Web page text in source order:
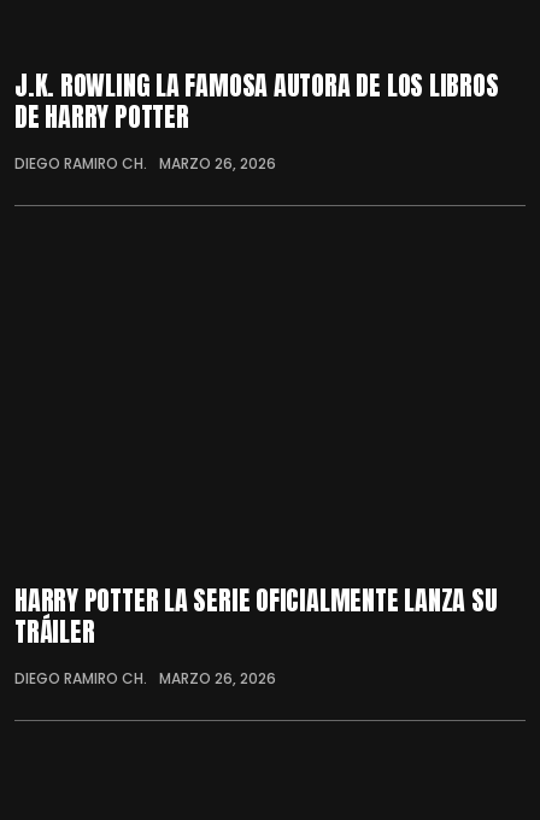
J.K. ROWLING LA FAMOSA AUTORA DE LOS LIBROS
DE HARRY POTTER
DIEGO RAMIRO CH. MARZO 26, 2026
HARRY POTTER LA SERIE OFICIALMENTE LANZA SU
TRÁILER
DIEGO RAMIRO CH. MARZO 26, 2026